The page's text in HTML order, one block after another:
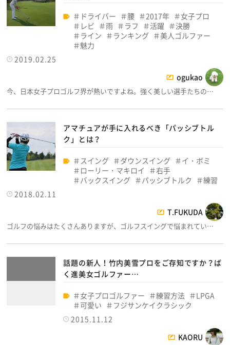
ドライバー 腰 2017年
女子プロ
レビ
雨 ラフ 活躍
決勝
ライン
ランキング
美人ゴルファー
魅力
2019.02.25
ogukao
今、日本女子プロゴルフ界が熱いですよね。強く美しい選手たちの…
アマチュアが手に入れるべき「パッシブトル
ク」とは？
スイング ダウンスイング
イ・ボミ
ローリー・マキロイ
右手
バックスイング
パッシブトルク
練習
2018.02.11
T.FUKUDA
ゴルフの悩みはたくさんありますが、ゴルフスイングで悩まれてい…
話題の新人！竹内美雪プロをご存知ですか？ば
く進美女ゴルファー…
女子プロゴルファー 練習方法
LPGA
可愛い
フジサンケイクラシック
2015.11.12
KAORU